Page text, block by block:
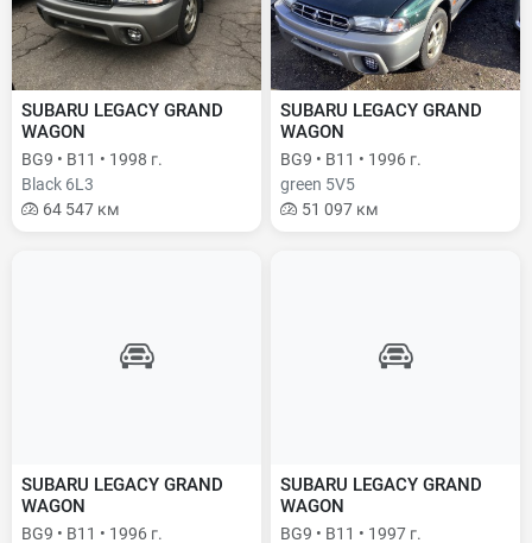
SUBARU LEGACY GRAND
WAGON
BG9 • B11 • 1998 г.
Black 6L3
64 547 км
SUBARU LEGACY GRAND
WAGON
BG9 • B11 • 1996 г.
green 5V5
51 097 км
SUBARU LEGACY GRAND
WAGON
BG9 • B11 • 1996 г.
SUBARU LEGACY GRAND
WAGON
BG9 • B11 • 1997 г.